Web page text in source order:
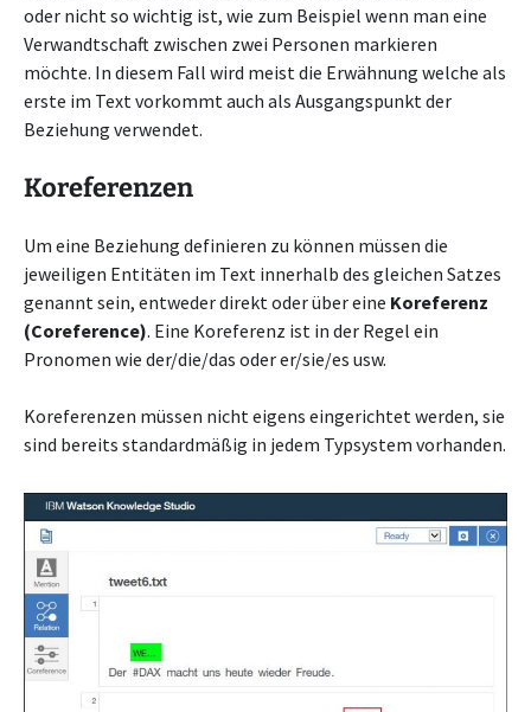
oder nicht so wichtig ist, wie zum Beispiel wenn man eine
Verwandtschaft zwischen zwei Personen markieren
möchte. In diesem Fall wird meist die Erwähnung welche als
erste im Text vorkommt auch als Ausgangspunkt der
Beziehung verwendet.
Koreferenzen
Um eine Beziehung definieren zu können müssen die
jeweiligen Entitäten im Text innerhalb des gleichen Satzes
genannt sein, entweder direkt oder über eine Koreferenz
(Coreference). Eine Koreferenz ist in der Regel ein
Pronomen wie der/die/das oder er/sie/es usw.
Koreferenzen müssen nicht eigens eingerichtet werden, sie
sind bereits standardmäßig in jedem Typsystem vorhanden.